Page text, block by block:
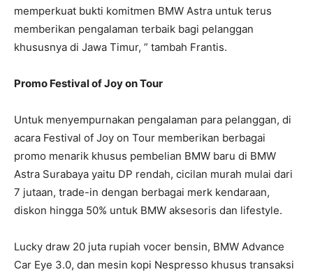
memperkuat bukti komitmen BMW Astra untuk terus
memberikan pengalaman terbaik bagi pelanggan
khususnya di Jawa Timur, ” tambah Frantis.
Promo Festival of Joy on Tour
Untuk menyempurnakan pengalaman para pelanggan, di
acara Festival of Joy on Tour memberikan berbagai
promo menarik khusus pembelian BMW baru di BMW
Astra Surabaya yaitu DP rendah, cicilan murah mulai dari
7 jutaan, trade-in dengan berbagai merk kendaraan,
diskon hingga 50% untuk BMW aksesoris dan lifestyle.
Lucky draw 20 juta rupiah vocer bensin, BMW Advance
Car Eye 3.0, dan mesin kopi Nespresso khusus transaksi